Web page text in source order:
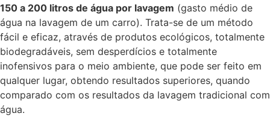
150 a 200 litros de água por lavagem (gasto médio de
água na lavagem de um carro). Trata-se de um método
fácil e eficaz, através de produtos ecológicos, totalmente
biodegradáveis, sem desperdícios e totalmente
inofensivos para o meio ambiente, que pode ser feito em
qualquer lugar, obtendo resultados superiores, quando
comparado com os resultados da lavagem tradicional com
água.